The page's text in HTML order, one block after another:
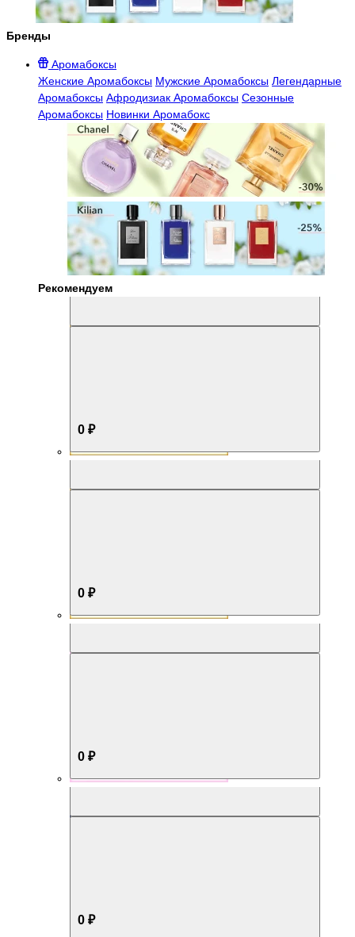
Бренды
Аромабоксы
Женские Аромабоксы Мужские Аромабоксы Легендарные
Аромабоксы Афродизиак Аромабоксы Сезонные
Аромабоксы Новинки Аромабокс
Рекомендуем
0 ₽
0 ₽
0 ₽
0 ₽